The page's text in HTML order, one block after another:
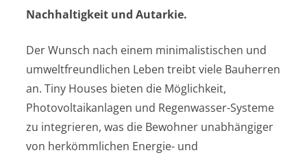
Nachhaltigkeit und Autarkie.
Der Wunsch nach einem minimalistischen und
umweltfreundlichen Leben treibt viele Bauherren
an. Tiny Houses bieten die Möglichkeit,
Photovoltaikanlagen und Regenwasser-Systeme
zu integrieren, was die Bewohner unabhängiger
von herkömmlichen Energie- und